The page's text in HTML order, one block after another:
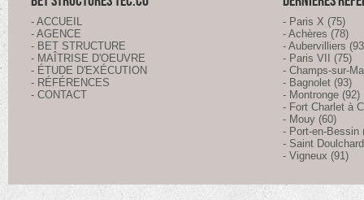
- ACCUEIL
- AGENCE
- BET STRUCTURE
- MAÎTRISE D'OEUVRE
- ÉTUDE D'EXÉCUTION
- RÉFÉRENCES
- CONTACT
- Paris X (75)
- Achères (78)
- Aubervilliers
- Paris VII (75)
- Champs-sur-
- Bagnolet (93)
- Montronge (92)
- Fort Charlet à
- Mouy (60)
- Port-en-Bessin
- Saint
- Vigneux (91)